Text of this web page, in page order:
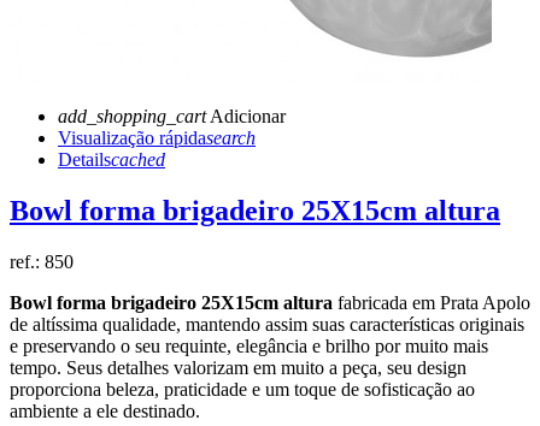
add_shopping_cartAdicionar
Visualização rápidasearch
Detailscached
Bowl forma brigadeiro 25X15cm altura
ref.: 850
Bowl forma brigadeiro 25X15cm altura fabricada em Prata Apolo
de altíssima qualidade, mantendo assim suas características originais
e preservando o seu requinte, elegância e brilho por muito mais
tempo. Seus detalhes valorizam em muito a peça, seu design
proporciona beleza, praticidade e um toque de sofisticação ao
ambiente a ele destinado.